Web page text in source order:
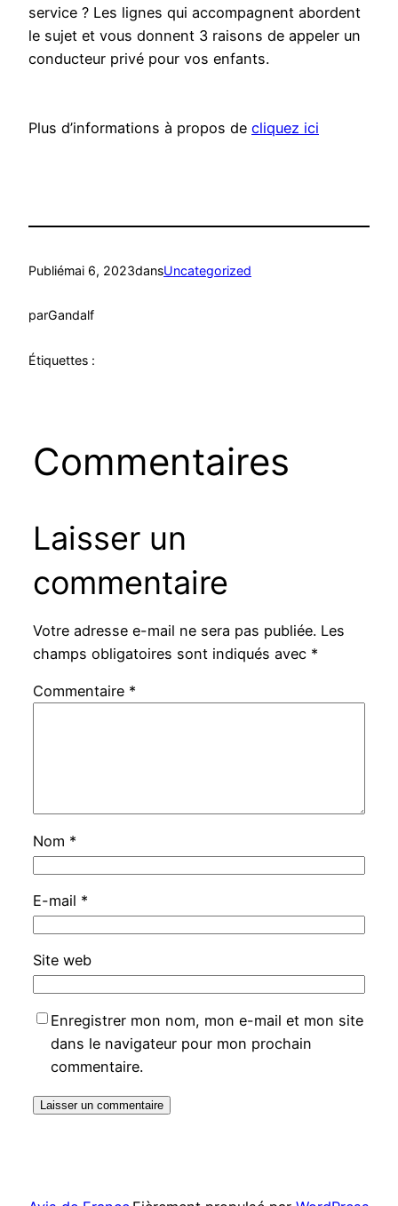
service ? Les lignes qui accompagnent abordent
le sujet et vous donnent 3 raisons de appeler un
conducteur privé pour vos enfants.
Plus d’informations à propos de cliquez ici
Publiémai 6, 2023dansUncategorized
parGandalf
Étiquettes :
Commentaires
Laisser un
commentaire
Votre adresse e-mail ne sera pas publiée. Les
champs obligatoires sont indiqués avec *
Commentaire *
Nom *
E-mail *
Site web
Enregistrer mon nom, mon e-mail et mon site
dans le navigateur pour mon prochain
commentaire.